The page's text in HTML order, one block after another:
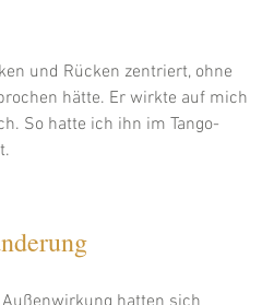
und Rücken zentriert, ohne
hätte. Er wirkte auf mich
So hatte ich ihn im Tango-